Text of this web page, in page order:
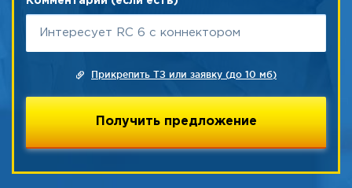
Прикрепить ТЗ или заявку (до 10 мб)